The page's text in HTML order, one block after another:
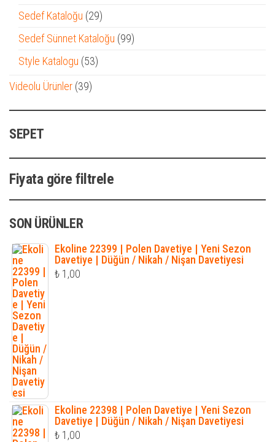
Sedef Kataloğu 2929
ürün
Sedef Sünnet Kataloğu 9999
Style Katalogu 5353
Videolu Ürünler 3939
SEPET
Fiyata göre filtrele
SON ÜRÜNLER
Ekoline 22399 | Polen Davetiye | Yeni Sezon
Davetiye | Düğün / Nikah / Nişan Davetiyesi
₺ 1,00
Ekoline 22398 | Polen Davetiye | Yeni Sezon
Davetiye | Düğün / Nikah / Nişan Davetiyesi
₺ 1,00